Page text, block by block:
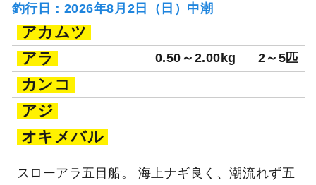
釣行日：2026年8月2日（日）中潮
アカムツ
アラ
0.50～2.00kg 2～5匹
カンコ
アジ
オキメバル
スローアラ五目船。 海上ナギ良く、潮流れず五